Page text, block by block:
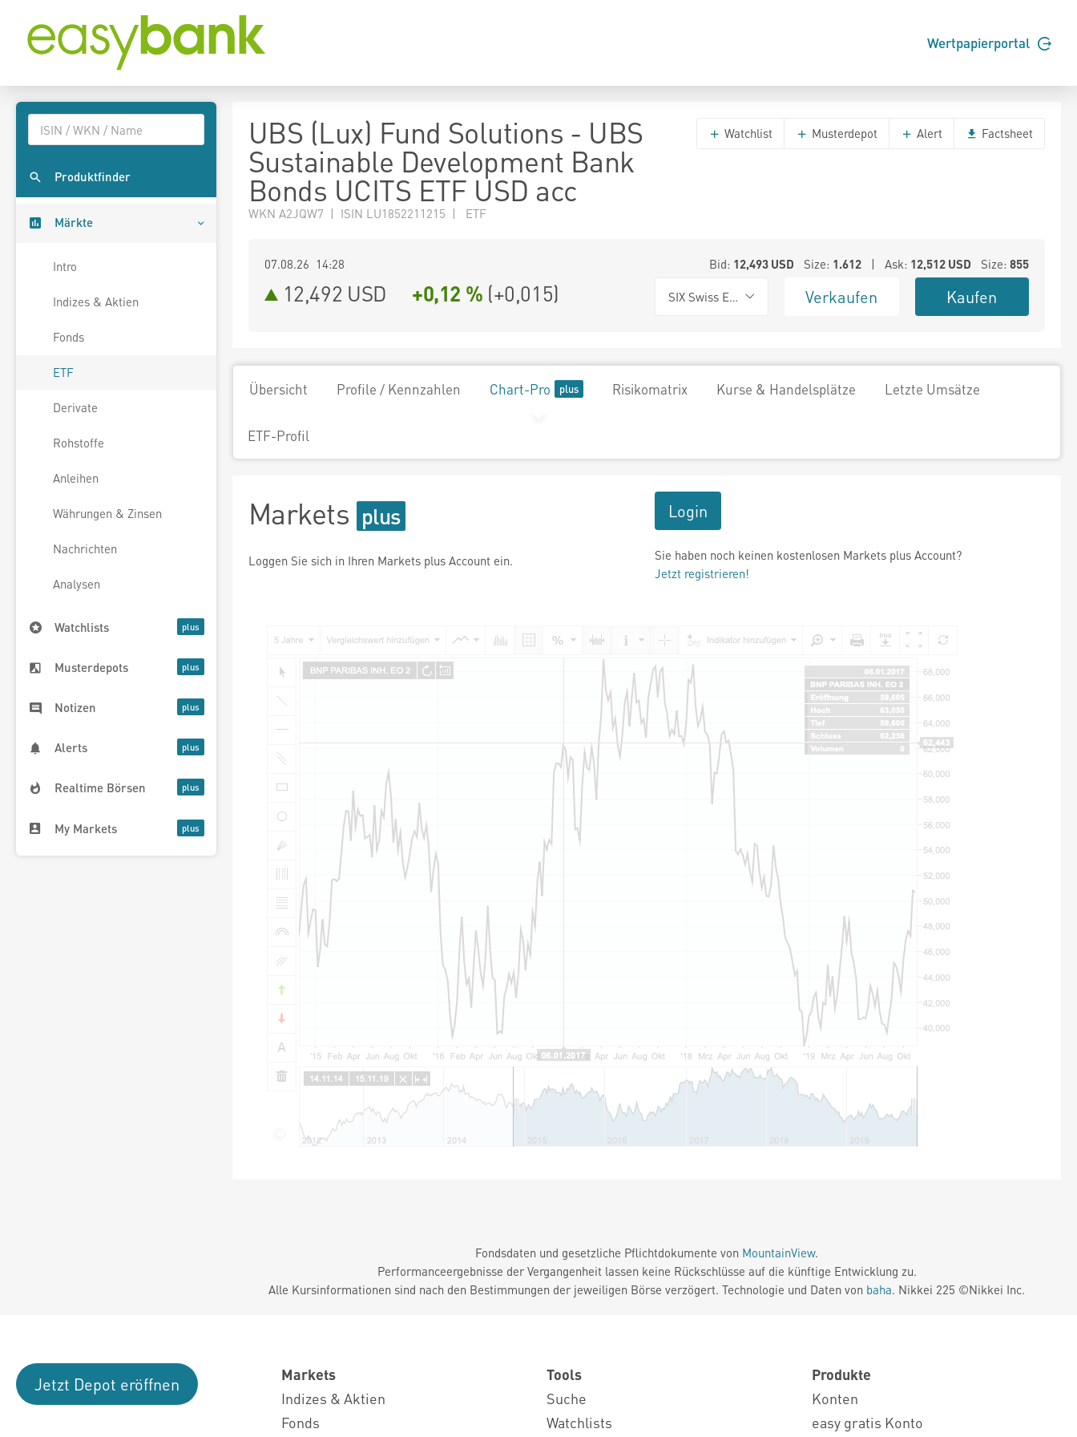
Wertpapierportal
Produktfinder
Märkte
Intro
Indizes & Aktien
Fonds
ETF
Derivate
Rohstoffe
Anleihen
Währungen & Zinsen
Nachrichten
Analysen
Watchlists
Musterdepots
Notizen
Alerts
Realtime Börsen
My Markets
UBS (Lux) Fund Solutions - UBS
Sustainable Development Bank
Bonds UCITS ETF USD acc
WKN A2JQW7 | ISIN LU1852211215 | ETF
Watchlist Musterdepot Alert Factsheet
07.08.26 14:28 Bid: 12,493USD Size: 1.612| Ask: 12,512USD Size: 855
12,492 USD +0,12 % (+0,015) SIX Swiss Exchange Verkaufen Kaufen
Übersicht Profile / Kennzahlen Chart-Pro Risikomatrix Kurse & Handelsplätze Letzte Umsätze
ETF-Profil
Markets
Loggen Sie sich in Ihren Markets plus Account ein.
Login
Sie haben noch keinen kostenlosen Markets plus Account?
Jetzt registrieren!
Fondsdaten und gesetzliche Pflichtdokumente von MountainView.
Performanceergebnisse der Vergangenheit lassen keine Rückschlüsse auf die künftige Entwicklung zu.
Alle Kursinformationen sind nach den Bestimmungen der jeweiligen Börse verzögert. Technologie und Daten von baha. Nikkei 225 ©Nikkei Inc.
Jetzt Depot eröffnen
Markets
Indizes & Aktien
Fonds
Tools
Suche
Watchlists
Produkte
Konten
easy gratis Konto